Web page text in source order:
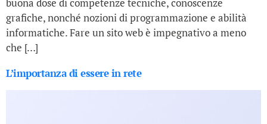
buona dose di competenze tecniche, conoscenze
grafiche, nonché nozioni di programmazione e abilità
informatiche. Fare un sito web è impegnativo a meno
che […]
L’importanza di essere in rete